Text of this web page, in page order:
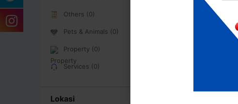
Others (0)
Pets & Animals (0)
Property (0)
Services (0)
Lokasi